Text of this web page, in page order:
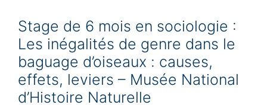
o
i
e
s
Stage de 6 mois en sociologie :
Les inégalités de genre dans le
baguage d’oiseaux : causes,
effets, leviers – Musée National
d’Histoire Naturelle